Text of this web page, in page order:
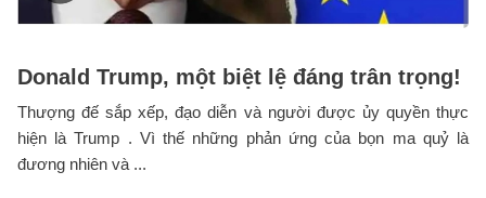
Donald Trump, một biệt lệ đáng trân trọng!
Thượng đế sắp xếp, đạo diễn và người được ủy quyền thực
hiện là Trump . Vì thế những phản ứng của bọn ma quỷ là
đương nhiên và ...